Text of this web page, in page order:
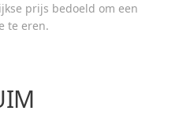
prijs bedoeld om een
te eren.